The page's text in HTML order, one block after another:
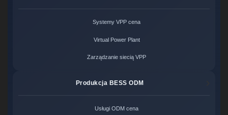
Systemy VPP cena
Virtual Power Plant
Zarządzanie siecią VPP
Produkcja BESS ODM
Usługi ODM cena